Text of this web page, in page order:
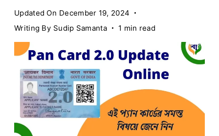
Updated On December 19, 2024
Writing By Sudip Samanta 1 min read